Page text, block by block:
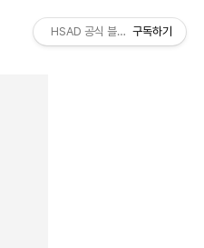
HSAD 공식 블로그 HSADzine
구독하기